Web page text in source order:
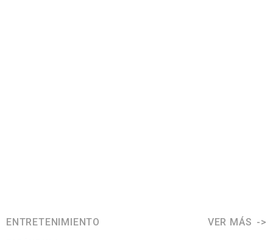
ENTRETENIMIENTO VER MÁS